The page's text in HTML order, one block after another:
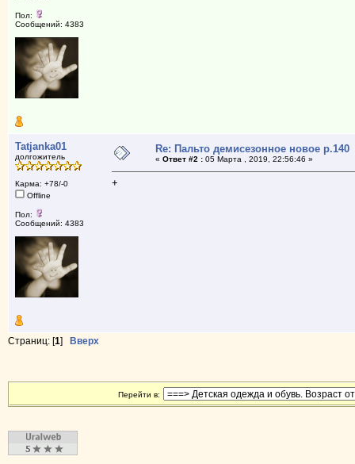
Пол:
Сообщений: 4383
Tatjanka01
долгожитель
Карма: +78/-0
Offline
Пол:
Сообщений: 4383
Re: Пальто демисезонное новое р.140
« Ответ #2 :05 Марта , 2019, 22:56:46 »
+
Страниц: [1] Вверх
Перейти в: